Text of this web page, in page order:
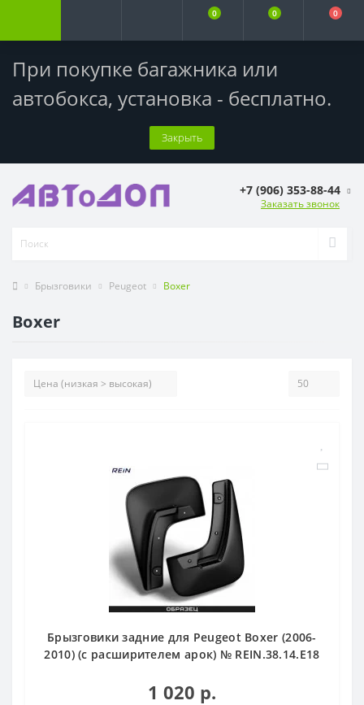
При покупке багажника или
автобокса, установка - бесплатно.
Закрыть
0 0 0
+7 (906) 353-88-44
Заказать звонок
Брызговики Peugeot Boxer
Boxer
Брызговики задние для Peugeot Boxer (2006-
2010) (с расширителем арок) № REIN.38.14.E18
1 020 р.